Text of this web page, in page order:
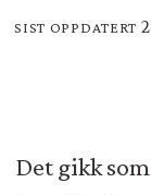
SIST OPPDATERT
Det gikk som